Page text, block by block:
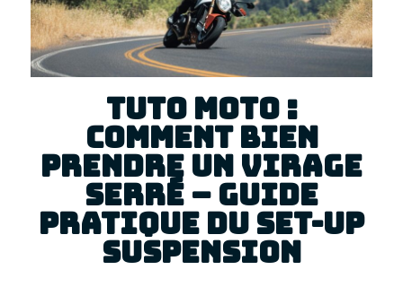
Tuto Moto :
Comment bien
prendre un virage
serré – Guide
Pratique du set-up
suspension